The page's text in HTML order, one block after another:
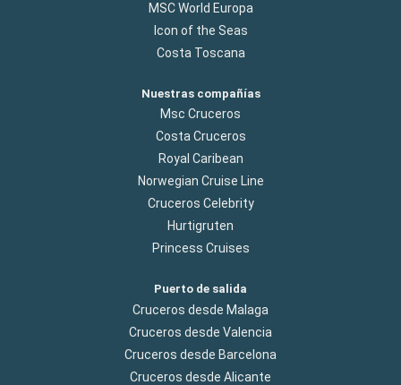
MSC World Europa
Icon of the Seas
Costa Toscana
Nuestras compañías
Msc Cruceros
Costa Cruceros
Royal Caribean
Norwegian Cruise Line
Cruceros Celebrity
Hurtigruten
Princess Cruises
Puerto de salida
Cruceros desde Malaga
Cruceros desde Valencia
Cruceros desde Barcelona
Cruceros desde Alicante